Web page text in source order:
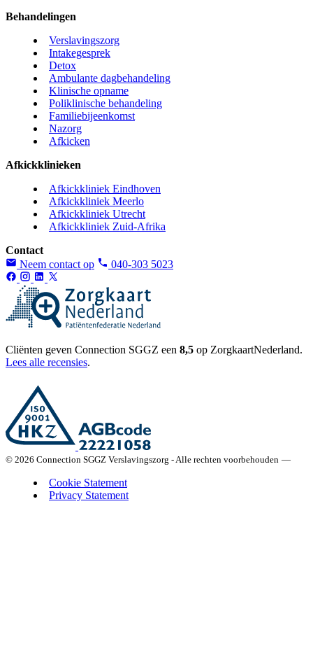
Behandelingen
Verslavingszorg
Intakegesprek
Detox
Ambulante dagbehandeling
Klinische opname
Poliklinische behandeling
Familiebijeenkomst
Nazorg
Afkicken
Afkickklinieken
Afkickkliniek Eindhoven
Afkickkliniek Meerlo
Afkickkliniek Utrecht
Afkickkliniek Zuid-Afrika
Contact
Neem contact op
040-303 5023
Cliënten geven Connection SGGZ een 8,5 op ZorgkaartNederland.
Lees alle recensies.
© 2026 Connection SGGZ Verslavingszorg - Alle rechten voorbehouden —
Cookie Statement
Privacy Statement